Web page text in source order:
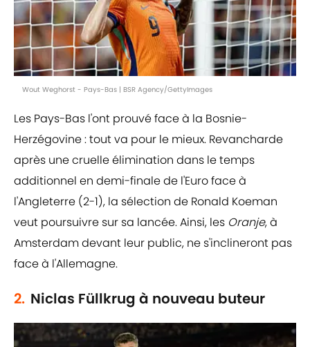
Wout Weghorst - Pays-Bas | BSR Agency/GettyImages
Les Pays-Bas l'ont prouvé face à la Bosnie-
Herzégovine : tout va pour le mieux. Revancharde
après une cruelle élimination dans le temps
additionnel en demi-finale de l'Euro face à
l'Angleterre (2-1), la sélection de Ronald Koeman
veut poursuivre sur sa lancée. Ainsi, les Oranje, à
Amsterdam devant leur public, ne s'inclineront pas
face à l'Allemagne.
2. Niclas Füllkrug à nouveau buteur